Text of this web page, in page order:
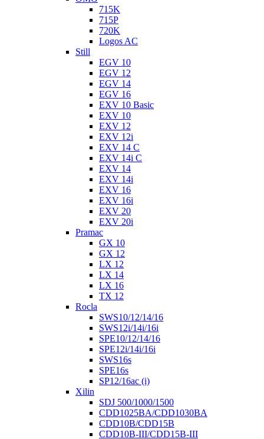
715K
715P
720K
Logos AC
Still
EGV 10
EGV 12
EGV 14
EGV 16
EXV 10 Basic
EXV 10
EXV 12
EXV 12i
EXV 14 C
EXV 14i C
EXV 14
EXV 14i
EXV 16
EXV 16i
EXV 20
EXV 20i
Pramac
GX 10
GX 12
LX 12
LX 14
LX 16
TX 12
Rocla
SWS10/12/14/16
SWS12i/14i/16i
SPE10/12/14/16
SPE12i/14i/16i
SWS16s
SPE16s
SP12/16ac (i)
Xilin
SDJ 500/1000/1500
CDD1025BA/CDD1030BA
CDD10B/CDD15B
CDD10B-III/CDD15B-III